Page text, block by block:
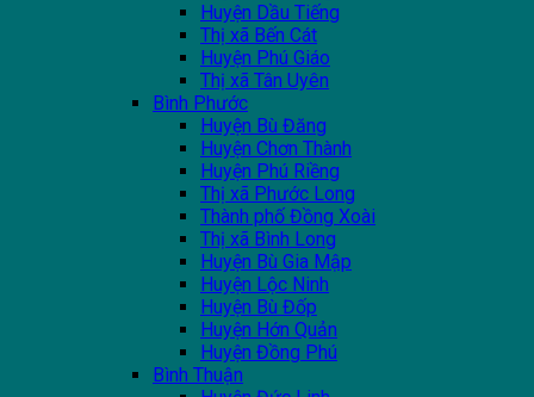
Huyện Dầu Tiếng
Thị xã Bến Cát
Huyện Phú Giáo
Thị xã Tân Uyên
Bình Phước
Huyện Bù Đăng
Huyện Chơn Thành
Huyện Phú Riềng
Thị xã Phước Long
Thành phố Đồng Xoài
Thị xã Bình Long
Huyện Bù Gia Mập
Huyện Lộc Ninh
Huyện Bù Đốp
Huyện Hớn Quản
Huyện Đồng Phú
Bình Thuận